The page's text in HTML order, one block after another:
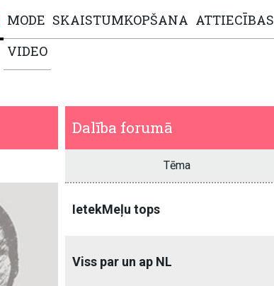
MODE SKAISTUMKOPŠANA ATTIECĪBAS
VIDEO
Dalība forumā
Tēma
IetekMeļu tops
Viss par un ap NL